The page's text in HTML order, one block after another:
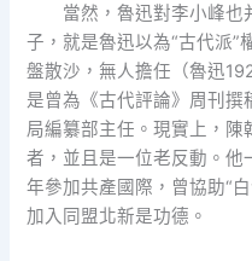
當然，魯迅對李小峰也
子，就是魯迅以為“古代派”
盤散沙，無人擔任（魯迅
是曾為《古代評論》周刊
局編纂部主任。現實上，
者，並且是一位老反動。他
年參加共產國際，曾協助“
加入同盟北新是功德。